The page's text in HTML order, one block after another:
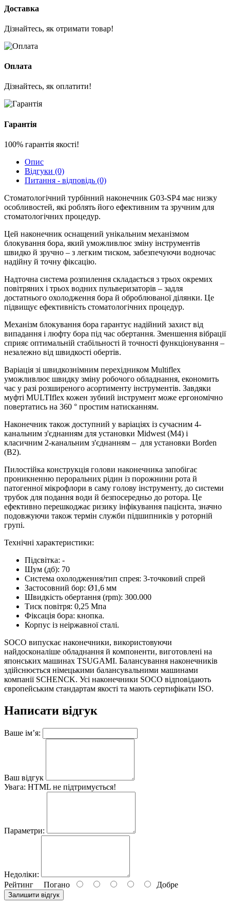
Доставка
Дізнайтесь, як отримати товар!
Оплата
Дізнайтесь, як оплатити!
Гарантія
100% гарантія якості!
Опис
Відгуки (0)
Питання - відповідь (0)
Стоматологічний турбінний наконечник G03-SP4 має низку
особливостей, які роблять його ефективним та зручним для
стоматологічних процедур.
Цей наконечник оснащений унікальним механізмом
блокування бора, який уможливлює зміну інструментів
швидко й зручно – з легким тиском, забезпечуючи водночас
надійну й точну фіксацію.
Надточна система розпилення складається з трьох окремих
повітряних і трьох водних пульверизаторів – задля
достатнього охолодження бора й оброблюваної ділянки. Це
підвищує ефективність стоматологічних процедур.
Механізм блокування бора гарантує надійний захист від
випадання і люфту бора під час обертання. Зменшення вібрації
сприяє оптимальній стабільності й точності функціонування –
незалежно від швидкості обертів.
Варіація зі швидкознімним перехідником Multiflex
уможливлює швидку зміну робочого обладнання, економить
час у разі розширеного асортименту інструментів. Завдяки
муфті MULTIflex кожен зубний інструмент може ергономічно
повертатись на 360 ° простим натисканням.
Наконечник також доступний у варіаціях із сучасним 4-
канальним з'єднанням для установки Midwest (M4) і
класичним 2-канальним з'єднанням – для установки Borden
(B2).
Пилостійка конструкція голови наконечника запобігає
проникненню пероральних рідин із порожнини рота й
патогенної мікрофлори в саму голову інструменту, до системи
трубок для подання води й безпосередньо до ротора. Це
ефективно перешкоджає ризику інфікування пацієнта, значно
подовжуючи також термін служби підшипників у роторній
групі.
Технічні характеристики:
Підсвітка: -
Шум (дб): 70
Система охолодження/тип спрея: 3-точковий спрей
Застосовний бор: Ø1,6 мм
Швидкість обертання (rpm): 300.000
Тиск повітря: 0,25 Мпа
Фіксація бора: кнопка.
Корпус із неіржавної сталі.
SOCO випускає наконечники, використовуючи
найдосконаліше обладнання й компоненти, виготовлені на
японських машинах TSUGAMI. Балансування наконечників
здійснюється німецькими балансувальними машинами
компанії SCHENCK. Усі наконечники SOCO відповідають
європейським стандартам якості та мають сертифікати ISO.
Написати відгук
Ваше ім’я:
Ваш відгук
Увага: HTML не підтримується!
Параметри:
Недоліки:
Рейтинг Погано Добре
Залишити відгук